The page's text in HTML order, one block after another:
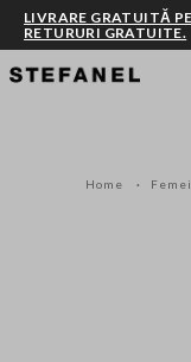
MERGI LA CONȚINUTUL
LIVRARE GRATUITĂ
RETURURI GRATUITE.
Home